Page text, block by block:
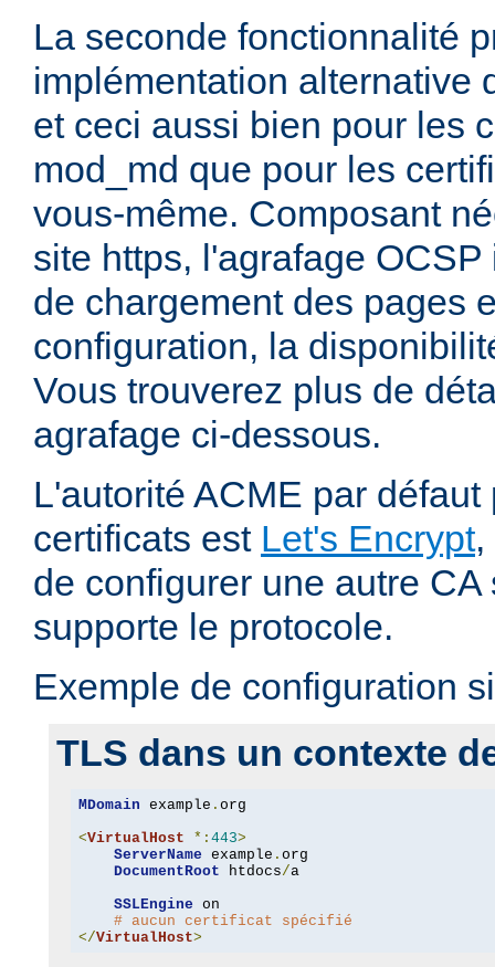
La seconde fonctionnalité
implémentation alternative
et ceci aussi bien pour les
mod_md que pour les
vous-même. Composant
site https, l'agrafage
de chargement des pages
configuration, la
Vous trouverez plus de
agrafage ci-dessous.
L'autorité ACME par
certificats est Let's Encrypt,
de configurer une autre
supporte le protocole.
Exemple de configuration
TLS dans un contexte
MDomain example . org
<VirtualHost *: 443>
ServerName example . org
DocumentRoot htdocs/a
SSLEngine on
# aucun certificat spécifié
</VirtualHost>